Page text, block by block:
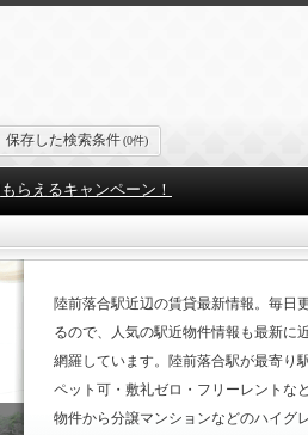
保存した検索条件(0件)
もらえるキャンペーン！
陸前落合駅近辺の賃貸最新情報。毎日
るので、人気の駅近物件情報も最新に
網羅しています。陸前落合駅が最寄り
ペット可・敷礼ゼロ・フリーレントな
物件から分譲マンションなどのハイグ